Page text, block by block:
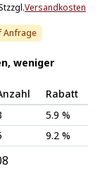
zzgl.Versandkosten
Anfrage
weniger
Rabatt
5.9 %
9.2 %